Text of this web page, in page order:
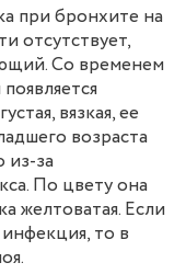
при бронхите на
отсутствует,
Со временем
вязкая, ее
возраста
из-за
По цвету она
желтоватая. Если
то в